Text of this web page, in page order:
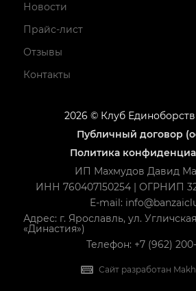
Новости
Прайс-лист
Отзывы
Контакты
2026 © Клуб Единоборств
Публичный договор
Политика
ИП Махмудов Давид
ИНН 760407150254 | ОГРНИП
E-mail:
Адрес: г. Ярославль, ул.
«Династия»)
Телефон: +7 (962)
Сайт разработан